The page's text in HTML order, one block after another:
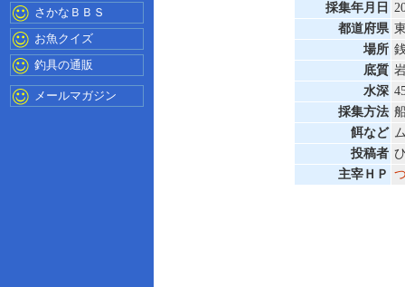
さかなＢＢＳ
お魚クイズ
釣具の通販
メールマガジン
採集年月日
都道府県
場所
底質
水深
採集方法
餌など
投稿者
主宰ＨＰ